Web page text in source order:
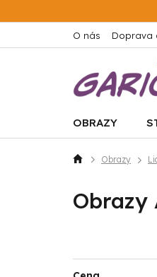
na
O nás Doprava
OBRAZY
Domů Obrazy
Obrazy
o